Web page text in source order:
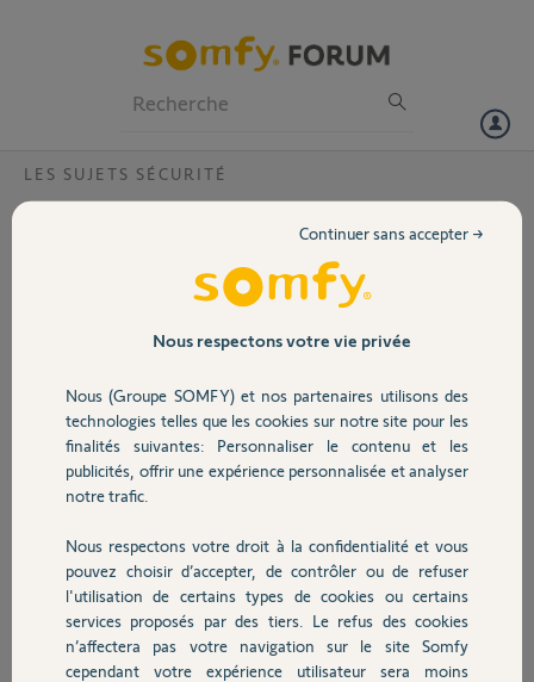
Volet
Sécurité
Domotique
Chauffage
Autres produits
LES SUJETS SÉCURITÉ
impossible de réinitialiser Camera Outdoor
je dispose d'une caméra outdoor noir impossible à réinitialiser.
J'ai réinitialisé la caméra avec le picot pendant 10 sec. A l'issue, la
caméra reboote mais revient au final sur un voyant blanc clignotant.
Je l'ai supprimée de mes équipements également mais impossible de
la réappairer.
Merci,
Guillaume F.
il y a presque 3 ans
Nous respectons votre vie privée
Nous (Groupe SOMFY) et nos partenaires utilisons des
technologies telles que les cookies sur notre site pour les
finalités suivantes: Personnaliser le contenu et les
publicités, offrir une expérience personnalisée et analyser
notre trafic.
Nous respectons votre droit à la confidentialité et vous
pouvez choisir d’accepter, de contrôler ou de refuser
l'utilisation de certains types de cookies ou certains
services proposés par des tiers. Le refus des cookies
n’affectera pas votre navigation sur le site Somfy
cependant votre expérience utilisateur sera moins
Continuer sans accepter →